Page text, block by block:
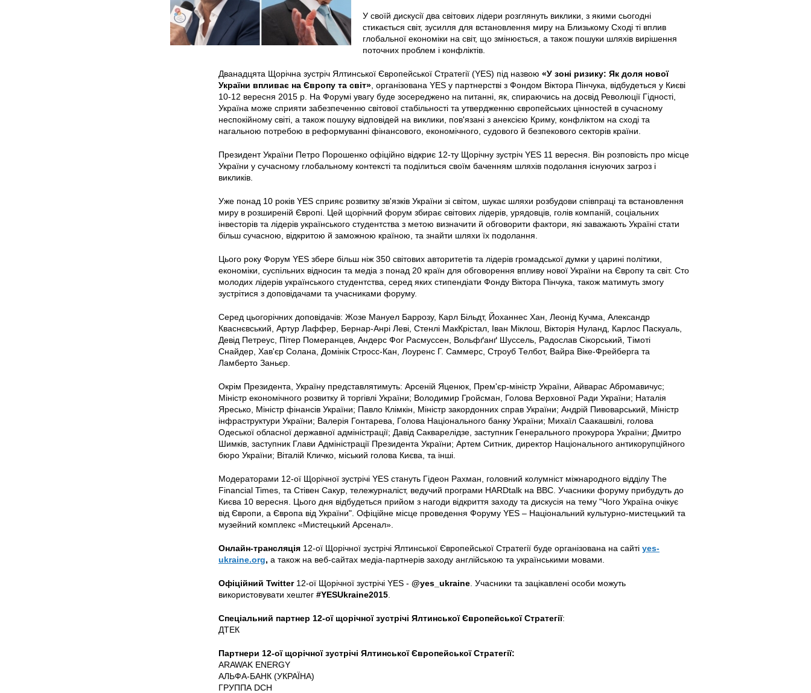
У своїй дискусії два світових лідери розглянуть виклики, з якими сьогодні
стикається світ, зусилля для встановлення миру на Близькому Сході ті вплив
глобальної економіки на світ, що змінюється, а також пошуки шляхів вирішення
поточних проблем і конфліктів.
Дванадцята Щорічна зустріч Ялтинської Європейської Стратегії (YES) під назвою «У зоні ризику: Як доля нової
України впливає на Європу та світ» , організована YES у партнерстві з Фондом Віктора Пінчука, відбудеться у Києві
10-12 вересня 2015 р. На Форумі увагу буде зосереджено на питанні, як, спираючись на досвід Революції Гідності,
Україна може сприяти забезпеченню світової стабільності та утвердженню європейських цінностей в сучасному
неспокійному світі, а також пошуку відповідей на виклики, пов'язані з анексією Криму, конфліктом на сході та
нагальною потребою в реформуванні фінансового, економічного, судового й безпекового секторів країни.
Президент України Петро Порошенко офіційно відкриє 12-ту Щорічну зустріч YES 11 вересня. Він розповість про місце
України у сучасному глобальному контексті та поділиться своїм баченням шляхів подолання існуючих загроз і
викликів.
Уже понад 10 років YES сприяє розвитку зв'язків України зі світом, шукає шляхи розбудови співпраці та встановлення
миру в розширеній Європі. Цей щорічний форум збирає світових лідерів, урядовців, голів компаній, соціальних
інвесторів та лідерів українського студентства з метою визначити й обговорити фактори, які заважають Україні стати
більш сучасною, відкритою й заможною країною, та знайти шляхи їх подолання.
Цього року Форум YES збере більш ніж 350 світових авторитетів та лідерів громадської думки у царині політики,
економіки, суспільних відносин та медіа з понад 20 країн для обговорення впливу нової України на Європу та світ. Сто
молодих лідерів українського студентства, серед яких стипендіати Фонду Віктора Пінчука, також матимуть змогу
зустрітися з доповідачами та учасниками форуму.
Серед цьогорічних доповідачів: Жозе Мануел Баррозу, Карл Більдт, Йоханнес Хан, Леонід Кучма, Александр
Кваснєвський, Артур Лаффер, Бернар-Анрі Леві, Стенлі МакКрістал, Іван Міклош, Вікторія Нуланд, Карлос Паскуаль,
Девід Петреус, Пітер Померанцев, Андерс Фог Расмуссен, Вольфґанґ Шуссель, Радослав Сікорський, Тімоті
Снайдер, Хав'єр Солана, Домінік Стросс-Кан, Лоуренс Г. Саммерс, Строуб Телбот, Вайра Віке-Фрейберга та
Ламберто Заньєр.
Окрім Президента, Україну представлятимуть: Арсеній Яценюк, Прем'єр-міністр України, Айварас Абромавичус;
Міністр економічного розвитку й торгівлі України; Володимир Гройсман, Голова Верховної Ради України; Наталія
Яресько, Міністр фінансів України; Павло Клімкін, Міністр закордонних справ України; Андрій Пивоварський, Міністр
інфраструктури України; Валерія Гонтарева, Голова Національного банку України; Михаїл Саакашвілі, голова
Одеської обласної державної адміністрації; Давід Сакварелідзе, заступник Генерального прокурора України; Дмитро
Шимків, заступник Глави Адміністрації Президента України; Артем Ситник, директор Національного антикорупційного
бюро України; Віталій Кличко, міський голова Києва, та інші.
Модераторами 12-ої Щорічної зустрічі YES стануть Гідеон Рахман, головний колумніст міжнародного відділу The
Financial Times, та Стівен Сакур, тележурналіст, ведучий програми HARDtalk на BBC. Учасники форуму прибудуть до
Києва 10 вересня. Цього дня відбудеться прийом з нагоди відкриття заходу та дискусія на тему "Чого Україна очікує
від Європи, а Європа від України". Офіційне місце проведення Форуму YES – Національний культурно-мистецький та
музейний комплекс «Мистецький Арсенал».
Онлайн-трансляція 12-ої Щорічної зустрічі Ялтинської Європейської Стратегії буде організована на сайті yes-
ukraine.org, а також на веб-сайтах медіа-партнерів заходу англійською та українськими мовами.
Офіційний Twitter12-ої Щорічної зустрічі YES - @yes_ukraine . Учасники та зацікавлені особи можуть
використовувати хештег #YESUkraine2015
Спеціальний партнер 12-ої щорічної зустрічі Ялтинської Європейської Стратегії:
ДТЕК
Партнери 12-ої щорічної зустрічі Ялтинської Європейської Стратегії:
ARAWAK ENERGY
АЛЬФА-БАНК (УКРАЇНА)
ГРУППА DCH